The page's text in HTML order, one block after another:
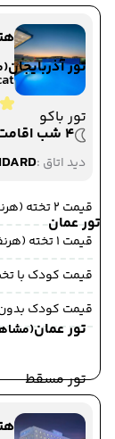
تور آذربایجان
تور باکو
تور عمان
تور عمان
تور مسقط
4 شب اقامت
دید اتاق :
قیمت 2 تخته (هرنفر)
قیمت 1 تخته (هرنفر)
قیمت کودک با
قیمت کودک